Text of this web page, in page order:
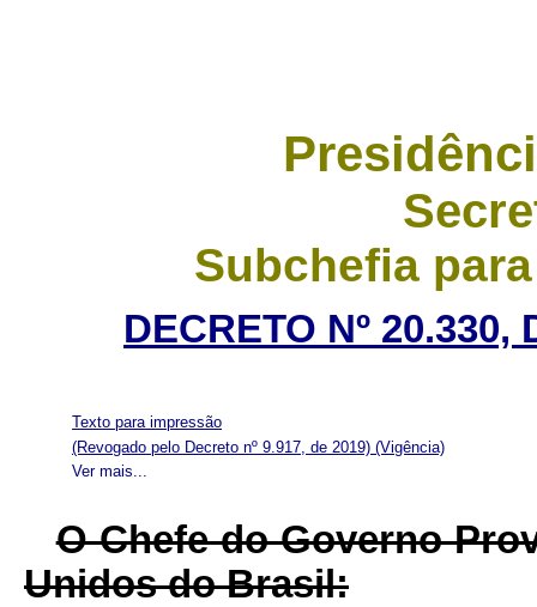
Subchefia
DECRETO Nº 20.330,
Texto para impressão
Ver mais...
(Revogado pelo Decreto nº 9.917, de 2019) (Vigência)
O Chefe do Governo
Unidos do Brasil: